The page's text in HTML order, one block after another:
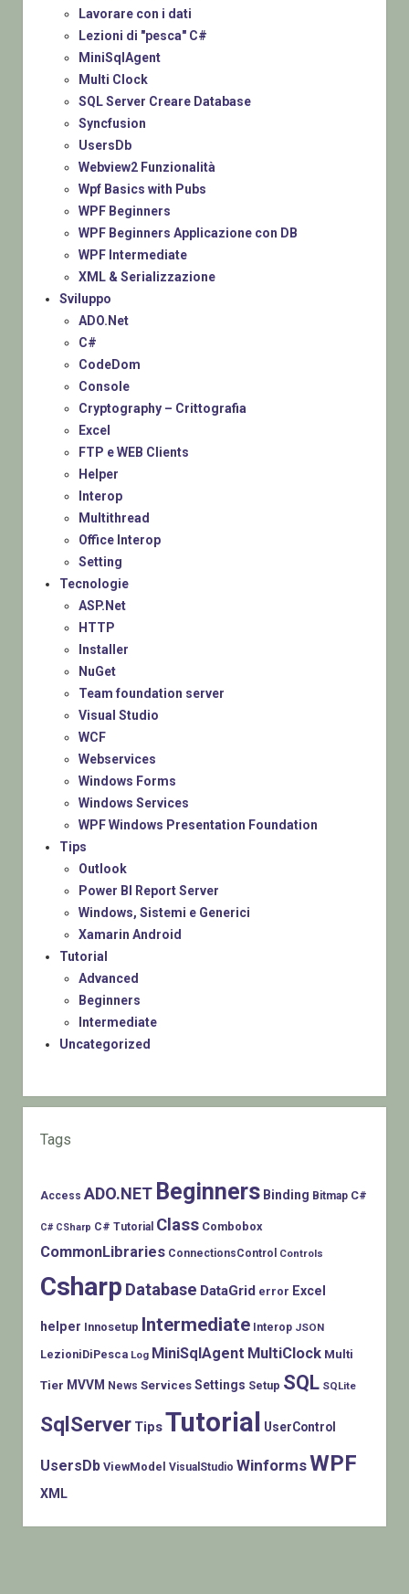
Lavorare con i dati
Lezioni di "pesca" C#
MiniSqlAgent
Multi Clock
SQL Server Creare Database
Syncfusion
UsersDb
Webview2 Funzionalità
Wpf Basics with Pubs
WPF Beginners
WPF Beginners Applicazione con DB
WPF Intermediate
XML & Serializzazione
Sviluppo
ADO.Net
C#
CodeDom
Console
Cryptography – Crittografia
Excel
FTP e WEB Clients
Helper
Interop
Multithread
Office Interop
Setting
Tecnologie
ASP.Net
HTTP
Installer
NuGet
Team foundation server
Visual Studio
WCF
Webservices
Windows Forms
Windows Services
WPF Windows Presentation Foundation
Tips
Outlook
Power BI Report Server
Windows, Sistemi e Generici
Xamarin Android
Tutorial
Advanced
Beginners
Intermediate
Uncategorized
Tags
Access ADO.NET Beginners Binding Bitmap C#
C# CSharp C# Tutorial Class Combobox
CommonLibraries ConnectionsControl Controls
Csharp Database DataGrid error Excel
helper Innosetup Intermediate Interop JSON
LezioniDiPesca Log MiniSqlAgent MultiClock Multi
Tier MVVM News Services Settings Setup SQL SQLite
SqlServer TipsTutorial UserControl
UsersDb ViewModel VisualStudio WinformsWPF
XML